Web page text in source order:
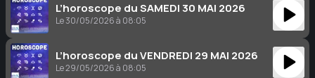
L’horoscope du SAMEDI 30 MAI 2026
Le 30/05/2026 à 08:05
L’horoscope du VENDREDI 29 MAI 2026
Le 29/05/2026 à 08:05